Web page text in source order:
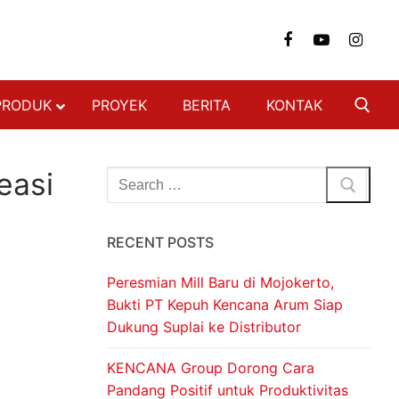
BAJA RINGAN
PROYEK BERITA KONTAK
RECENT POSTS
Peresmian Mill Baru di Mojokerto,
Bukti PT Kepuh Kencana Arum Siap
Dukung Suplai ke Distributor
KENCANA Group Dorong Cara
Pandang Positif untuk Produktivitas